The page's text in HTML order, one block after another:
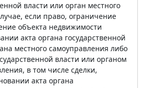
власти или орган местного
если право, ограничение
объекта недвижимости
акта органа государственной
местного самоуправления либо
власти или органом
в том числе сделки,
акта органа